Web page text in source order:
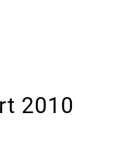
2010